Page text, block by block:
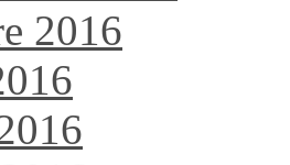
2016